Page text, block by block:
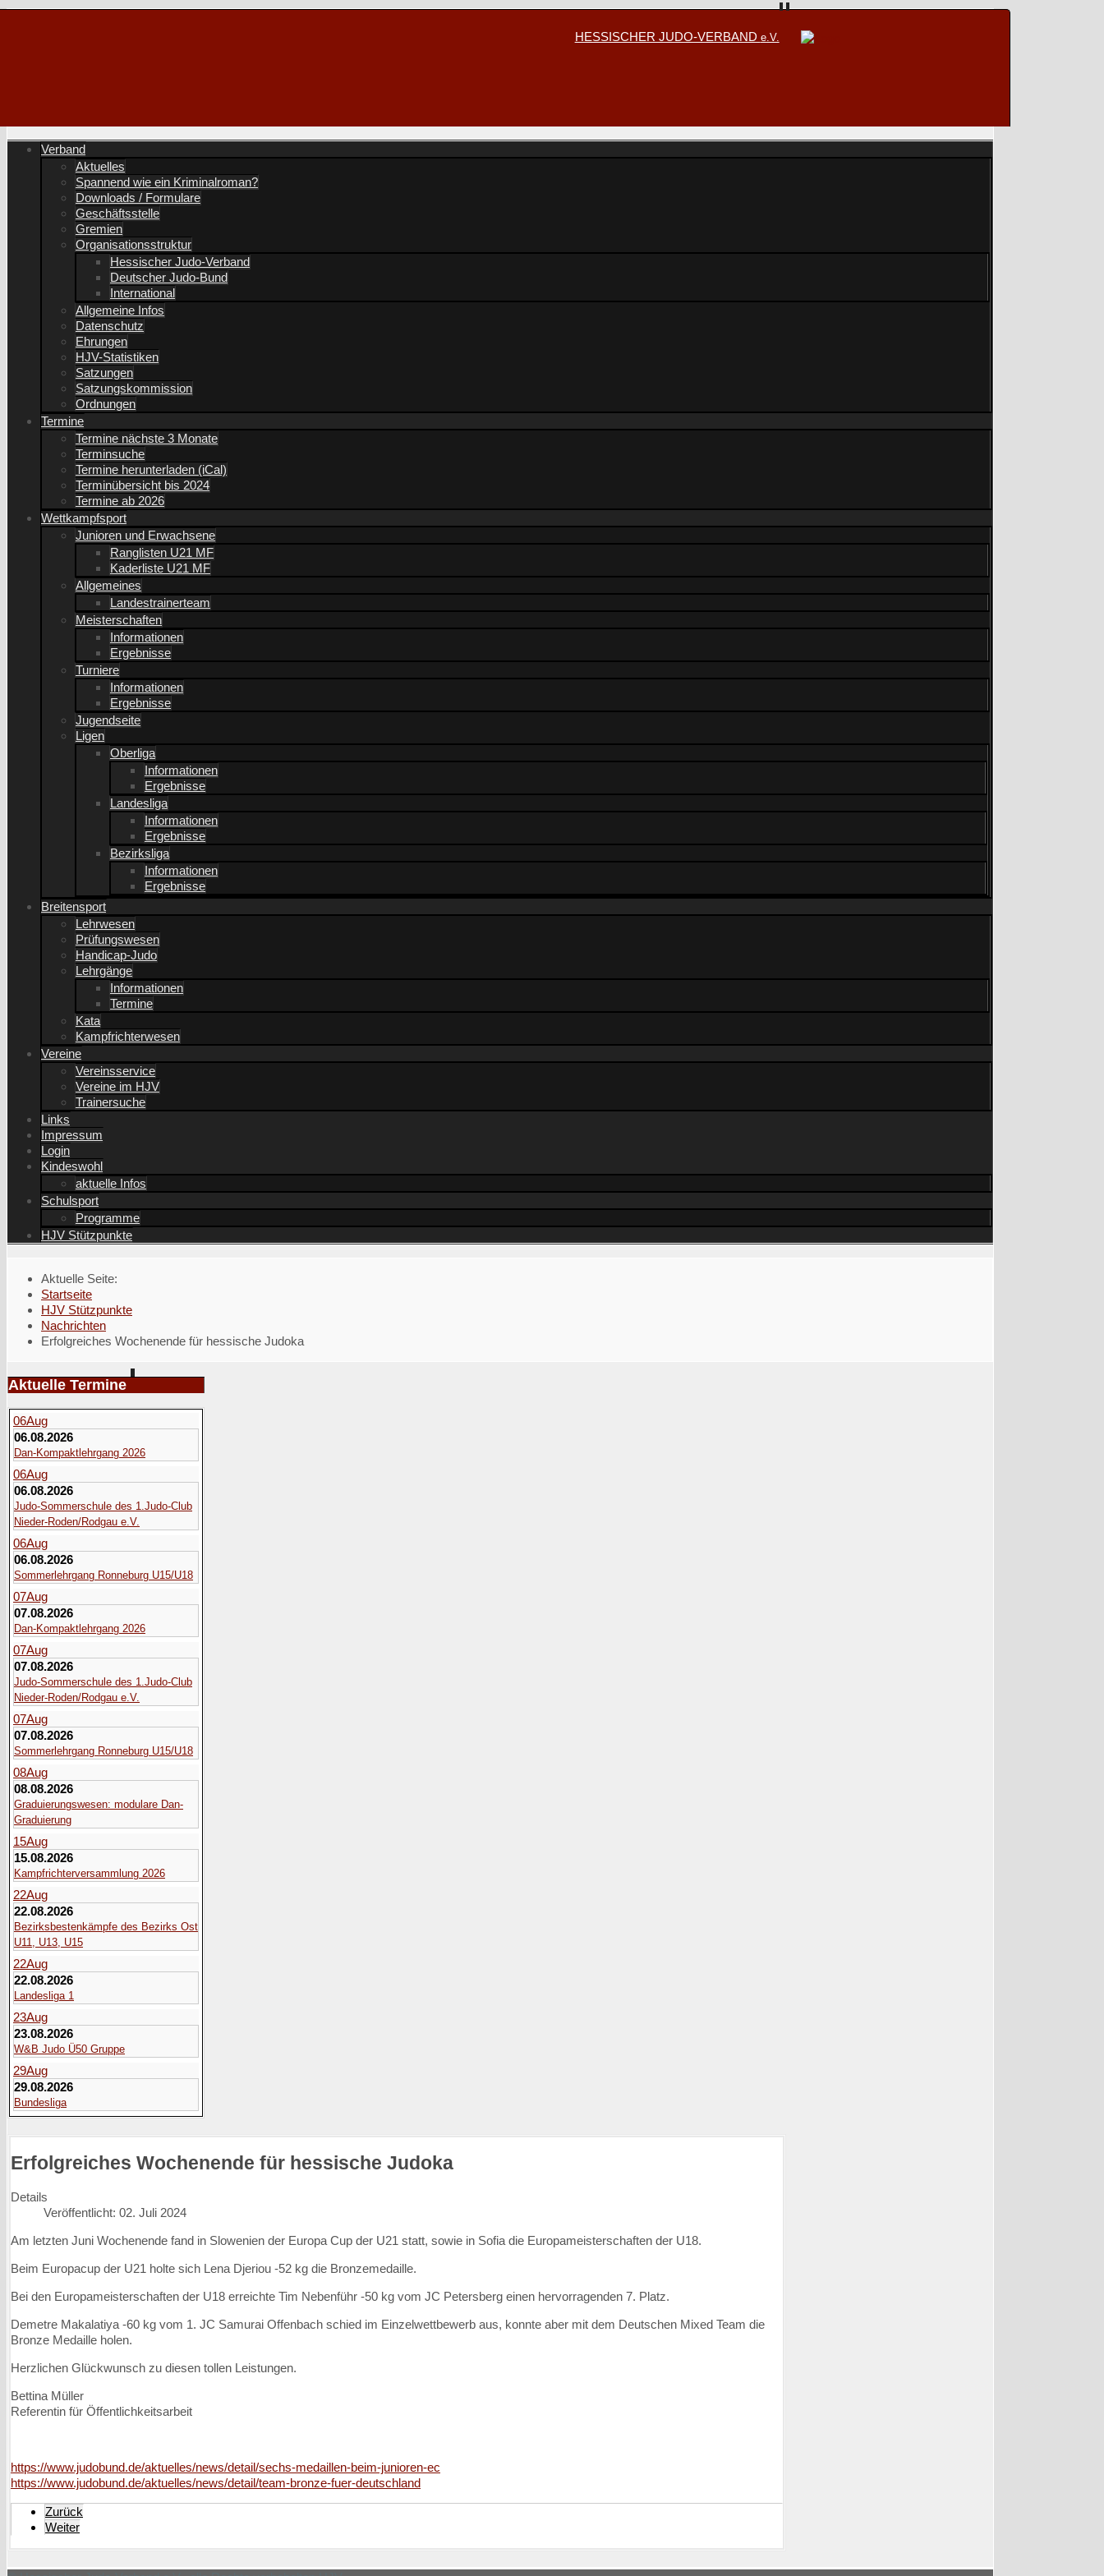
HESSISCHER JUDO-VERBAND e.V.
Verband
Aktuelles
Spannend wie ein Kriminalroman?
Downloads / Formulare
Geschäftsstelle
Gremien
Organisationsstruktur
Hessischer Judo-Verband
Deutscher Judo-Bund
International
Allgemeine Infos
Datenschutz
Ehrungen
HJV-Statistiken
Satzungen
Satzungskommission
Ordnungen
Termine
Termine nächste 3 Monate
Terminsuche
Termine herunterladen (iCal)
Terminübersicht bis 2024
Termine ab 2026
Wettkampfsport
Junioren und Erwachsene
Ranglisten U21 MF
Kaderliste U21 MF
Allgemeines
Landestrainerteam
Meisterschaften
Informationen
Ergebnisse
Turniere
Informationen
Ergebnisse
Jugendseite
Ligen
Oberliga
Informationen
Ergebnisse
Landesliga
Informationen
Ergebnisse
Bezirksliga
Informationen
Ergebnisse
Breitensport
Lehrwesen
Prüfungswesen
Handicap-Judo
Lehrgänge
Informationen
Termine
Kata
Kampfrichterwesen
Vereine
Vereinsservice
Vereine im HJV
Trainersuche
Links
Impressum
Login
Kindeswohl
aktuelle Infos
Schulsport
Programme
HJV Stützpunkte
Aktuelle Seite:
Startseite
HJV Stützpunkte
Nachrichten
Erfolgreiches Wochenende für hessische Judoka
Aktuelle Termine
06Aug
06.08.2026
Dan-Kompaktlehrgang 2026
06Aug
06.08.2026
Judo-Sommerschule des 1.Judo-Club
Nieder-Roden/Rodgau e.V.
06Aug
06.08.2026
Sommerlehrgang Ronneburg U15/U18
07Aug
07.08.2026
Dan-Kompaktlehrgang 2026
07Aug
07.08.2026
Judo-Sommerschule des 1.Judo-Club
Nieder-Roden/Rodgau e.V.
07Aug
07.08.2026
Sommerlehrgang Ronneburg U15/U18
08Aug
08.08.2026
Graduierungswesen: modulare Dan-
Graduierung
15Aug
15.08.2026
Kampfrichterversammlung 2026
22Aug
22.08.2026
Bezirksbestenkämpfe des Bezirks Ost
U11, U13, U15
22Aug
22.08.2026
Landesliga 1
23Aug
23.08.2026
W&B Judo Ü50 Gruppe
29Aug
29.08.2026
Bundesliga
Erfolgreiches Wochenende für hessische Judoka
Details
Veröffentlicht: 02. Juli 2024
Am letzten Juni Wochenende fand in Slowenien der Europa Cup der U21 statt, sowie in Sofia die Europameisterschaften der U18.
Beim Europacup der U21 holte sich Lena Djeriou -52 kg die Bronzemedaille.
Bei den Europameisterschaften der U18 erreichte Tim Nebenführ -50 kg vom JC Petersberg einen hervorragenden 7. Platz.
Demetre Makalatiya -60 kg vom 1. JC Samurai Offenbach schied im Einzelwettbewerb aus, konnte aber mit dem Deutschen Mixed Team die
Bronze Medaille holen.
Herzlichen Glückwunsch zu diesen tollen Leistungen.
Bettina Müller
Referentin für Öffentlichkeitsarbeit
https://www.judobund.de/aktuelles/news/detail/sechs-medaillen-beim-junioren-ec
https://www.judobund.de/aktuelles/news/detail/team-bronze-fuer-deutschland
Zurück
Weiter